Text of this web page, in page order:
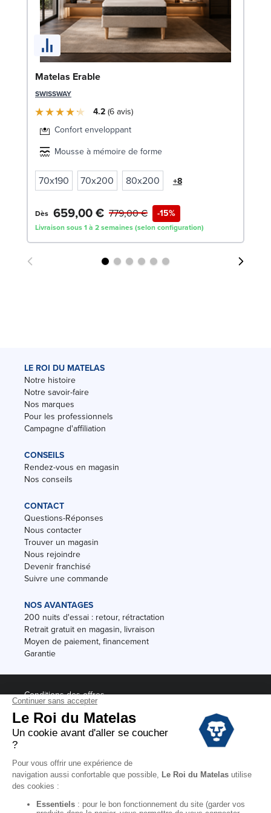
Matelas Erable
SWISSWAY
4.2 6avis
Confort enveloppant
Mousse à mémoire de forme
70x190 70x200 80x200 +8
Dès 659,00 € -15%
779,00 €
Livraison sous 1 à 2 semaines (selon configuration)
LE ROI DU MATELAS
Notre histoire
Notre savoir-faire
Nos marques
Pour les professionnels
Campagne d'affiliation
CONSEILS
Rendez-vous en magasin
Nos conseils
CONTACT
Questions-Réponses
Nous contacter
Trouver un magasin
Nous rejoindre
Devenir franchisé
Suivre une commande
NOS AVANTAGES
200 nuits d'essai : retour, rétractation
Retrait gratuit en magasin, livraison
Moyen de paiement, financement
Garantie
Conditions des offres
Black Friday
Destockage
Soldes
Conditions Générales de vente magasin
Conditions Générales de vente internet
Mentions Légales
Données personnelles